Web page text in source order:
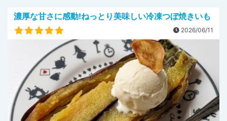
濃厚な甘さに感動!ねっとり美味しい冷凍つぼ焼きいも
2026/06/11